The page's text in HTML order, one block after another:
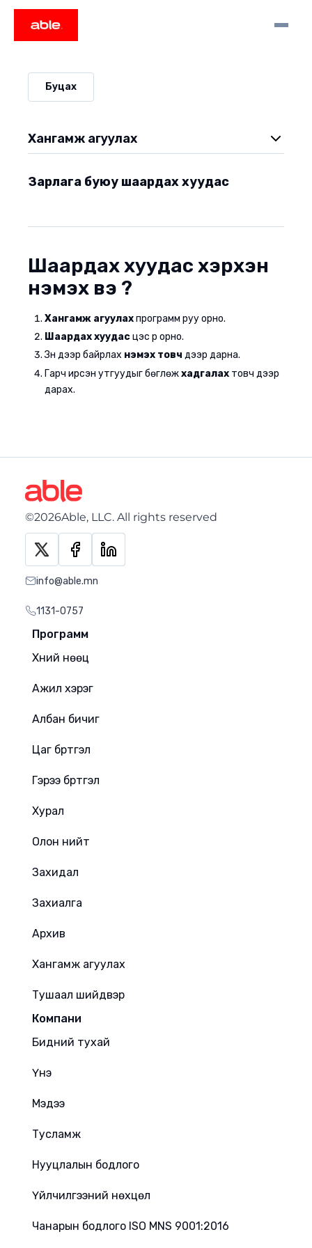
Буцах
Хангамж агуулах
Орлого
Зарлага буюу шаардах хуудас
‍Шаардах хуудас хэрхэн
нэмэх вэ ?
Хангамж агуулахпрограмм руу орно.
Шаардах хуудасцэс рүү орно.
Зүүн дээр байрлах нэмэх товч дээр дарна.
Гарч ирсэн утгуудыг бөглөжхадгалах товч дээр
дарах.
©2026Able, LLC. All rights reserved
info@able.mn
1131-0757
Программ
Хүний нөөц
Ажил хэрэг
Албан бичиг
Цаг бүртгэл
Гэрээ бүртгэл
Хурал
Олон нийт
Захидал
Захиалга
Архив
Хангамж агуулах
Тушаал шийдвэр
Компани
Бидний тухай
Үнэ
Мэдээ
Тусламж
Нууцлалын бодлого
Үйлчилгээний нөхцөл
Чанарын бодлого ISO MNS 9001:2016